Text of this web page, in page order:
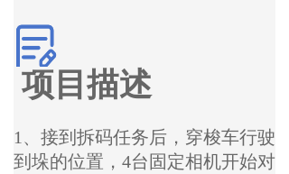
项目描述
1、接到拆码任务后，穿梭车行驶
到垛的位置，4台固定相机开始对